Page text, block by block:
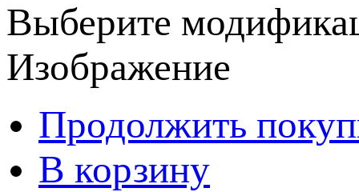
Выберите
Изображение
Продолжить
В корзину